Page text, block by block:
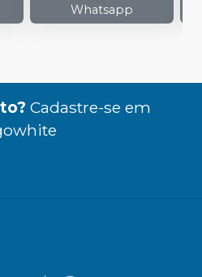
Whatsapp
Cadastre-se em